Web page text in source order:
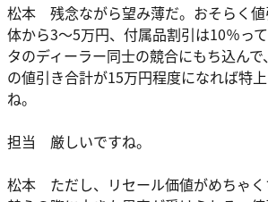
松本 残念ながら望み薄だ。おそらく
体から3～5万円、付属品割引は10％っ
タのディーラー同士の競合にもち込ん
の値引き合計が15万円程度になれば特
ね。
担当 厳しいですね。
松本 ただし、リセール価値がめちゃく